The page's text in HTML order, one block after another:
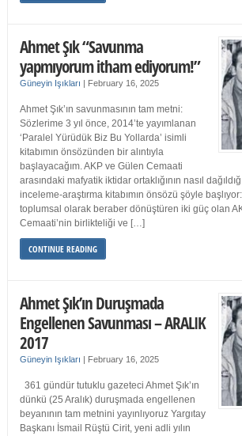
Ahmet Şık “Savunma
yapmıyorum itham ediyorum!”
Güneyin Işıkları | February 16, 2025
Ahmet Şık’ın savunmasının tam metni:
Sözlerime 3 yıl önce, 2014’te yayımlanan
‘Paralel Yürüdük Biz Bu Yollarda’ isimli
kitabımın önsözünden bir alıntıyla
başlayacağım. AKP ve Gülen Cemaati
arasındaki mafyatik iktidar ortaklığının nasıl
inceleme-araştırma kitabımın önsözü şöyle
toplumsal olarak beraber dönüştüren iki güç olan
Cemaati’nin birlikteliği ve […]
CONTINUE READING
Ahmet Şık’ın Duruşmada
Engellenen Savunması – ARALIK
2017
Güneyin Işıkları | February 16, 2025
361 gündür tutuklu gazeteci Ahmet Şık’ın
dünkü (25 Aralık) duruşmada engellenen
beyanının tam metnini yayınlıyoruz Yargıtay
Başkanı İsmail Rüştü Cirit, yeni adli yılın